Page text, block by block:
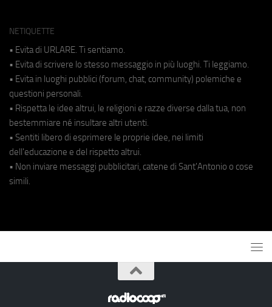
NETIQUETTE
• Evita di URLARE. Ti sentiamo.
• Evita di scrivere lo stesso messaggio in più luoghi. Ti leggiamo.
• Evita in luoghi pubblici (forum, chat, community) polemiche e
questioni personali.
• Rispetta le idee altrui, le religioni e razze diverse dalla tua, non
bestemmiare né insultare altri utenti.
• Sentiti libero di esprimere le proprie idee, nei limiti
dell'educazione e del rispetto altrui.
• Non inviare messaggi pubblicitari, catene di Sant'Antonio o cose
simili.